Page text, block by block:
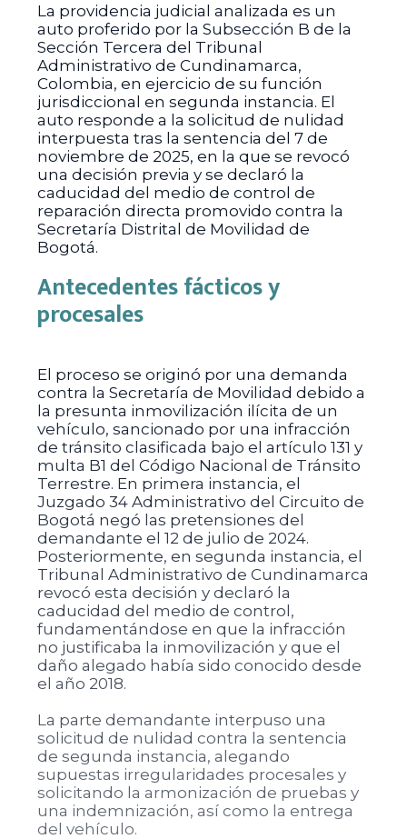
La providencia judicial analizada es un
auto proferido por la Subsección B de la
Sección Tercera del Tribunal
Administrativo de Cundinamarca,
Colombia, en ejercicio de su función
jurisdiccional en segunda instancia. El
auto responde a la solicitud de nulidad
interpuesta tras la sentencia del 7 de
noviembre de 2025, en la que se revocó
una decisión previa y se declaró la
caducidad del medio de control de
reparación directa promovido contra la
Secretaría Distrital de Movilidad de
Bogotá.
Antecedentes fácticos y
procesales
El proceso se originó por una demanda
contra la Secretaría de Movilidad debido a
la presunta inmovilización ilícita de un
vehículo, sancionado por una infracción
de tránsito clasificada bajo el artículo 131 y
multa B1 del Código Nacional de Tránsito
Terrestre. En primera instancia, el
Juzgado 34 Administrativo del Circuito de
Bogotá negó las pretensiones del
demandante el 12 de julio de 2024.
Posteriormente, en segunda instancia, el
Tribunal Administrativo de Cundinamarca
revocó esta decisión y declaró la
caducidad del medio de control,
fundamentándose en que la infracción
no justificaba la inmovilización y que el
daño alegado había sido conocido desde
el año 2018.
La parte demandante interpuso una
solicitud de nulidad contra la sentencia
de segunda instancia, alegando
supuestas irregularidades procesales y
solicitando la armonización de pruebas y
una indemnización, así como la entrega
del vehículo.